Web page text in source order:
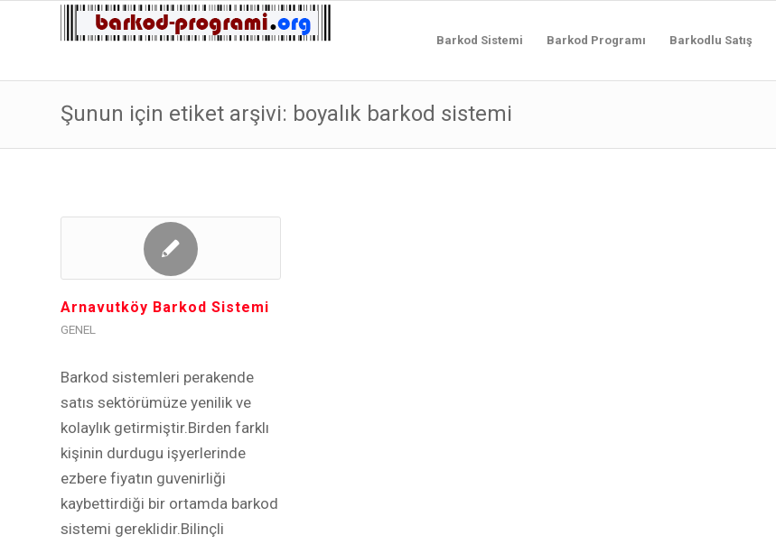
Barkod Sistemi Barkod Programı Barkodlu Satış
Şunun için etiket arşivi: boyalık barkod sistemi
Arnavutköy Barkod Sistemi
GENEL
Barkod sistemleri perakende
satıs sektörümüze yenilik ve
kolaylık getirmiştir.Birden farklı
kişinin durdugu işyerlerinde
ezbere fiyatın guvenirliği
kaybettirdiği bir ortamda barkod
sistemi gereklidir.Bilinçli